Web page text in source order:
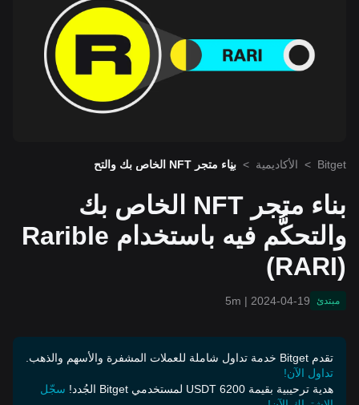
Bitget
> الأكاديمية >
بناء متجر NFT الخاص بك والتح
بناء متجر NFT الخاص بك
والتحكُّم فيه باستخدام Rarible
(RARI)
مبتدئ 2024-04-19
|
5m
تقدم Bitget خدمة تداول شاملة للعملات المشفرة والأسهم والذهب.
تداول الآن!
هدية ترحيبية بقيمة 6200 USDT لمستخدمي Bitget الجُدد!
سجّل